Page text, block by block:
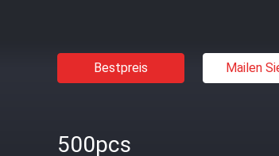
Bestpreis Mailen
500pcs